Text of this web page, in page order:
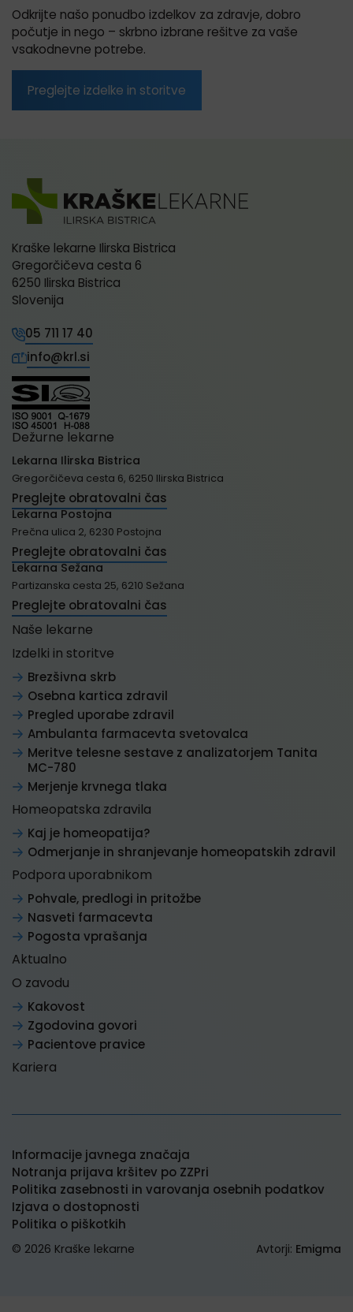
Odkrijte našo ponudbo izdelkov za zdravje, dobro
počutje in nego – skrbno izbrane rešitve za vaše
vsakodnevne potrebe.
Preglejte izdelke in storitve
Kraške lekarne Ilirska Bistrica
Gregorčičeva cesta 6
6250 Ilirska Bistrica
Slovenija
05 711 17 40
info@krl.si
Dežurne lekarne
Lekarna Ilirska Bistrica
Gregorčičeva cesta 6, 6250 Ilirska Bistrica
Preglejte obratovalni čas
Lekarna Postojna
Prečna ulica 2, 6230 Postojna
Preglejte obratovalni čas
Lekarna Sežana
Partizanska cesta 25, 6210 Sežana
Preglejte obratovalni čas
Naše lekarne
Izdelki in storitve
Brezšivna skrb
Osebna kartica zdravil
Pregled uporabe zdravil
Ambulanta farmacevta svetovalca
Meritve telesne sestave z analizatorjem Tanita
MC-780
Merjenje krvnega tlaka
Homeopatska zdravila
Kaj je homeopatija?
Odmerjanje in shranjevanje homeopatskih zdravil
Podpora uporabnikom
Pohvale, predlogi in pritožbe
Nasveti farmacevta
Pogosta vprašanja
Aktualno
O zavodu
Kakovost
Zgodovina govori
Pacientove pravice
Kariera
Informacije javnega značaja
Notranja prijava kršitev po ZZPri
Politika zasebnosti in varovanja osebnih podatkov
Izjava o dostopnosti
Politika o piškotkih
© 2026 Kraške lekarne Avtorji: Emigma